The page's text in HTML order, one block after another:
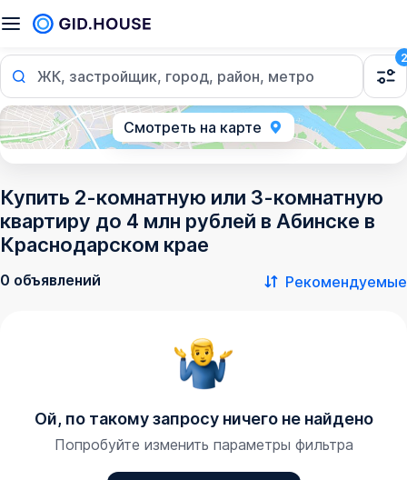
ЖК, застройщик, город, район, метро
2
Смотреть на карте
Купить 2-комнатную или 3-комнатную
квартиру до 4 млн рублей в Абинске в
Краснодарском крае
0 объявлений Рекомендуемые
Ой, по такому запросу ничего не найдено
Попробуйте изменить параметры фильтра